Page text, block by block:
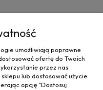
umożliwiają poprawne
ofertę do Twoich
przez nas
lub dostosować użycie
opcję "Dostosuj